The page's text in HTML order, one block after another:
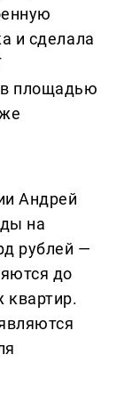
и сделала
площадью
Андрей
на
рублей —
до
квартир.